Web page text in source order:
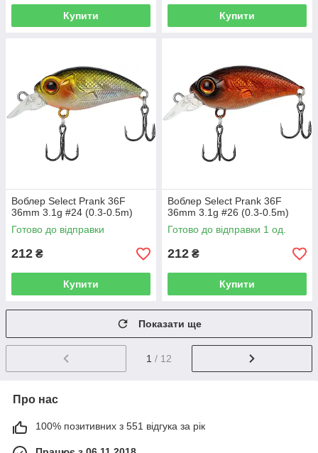
Купити Купити
Воблер Select Prank 36F
36mm 3.1g #24 (0.3-0.5m)
Готово до відправки
212 ₴
Купити
Воблер Select Prank 36F
36mm 3.1g #26 (0.3-0.5m)
Готово до відправки 1 од.
212 ₴
Купити
Показати ще
1 / 12
Про нас
100% позитивних з 551 відгука за рік